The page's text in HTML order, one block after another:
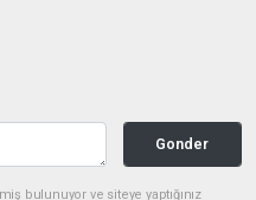
Gonder
bulunuyor ve siteye yaptığınız